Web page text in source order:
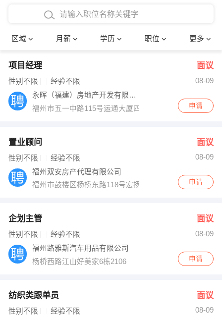
区域 月薪 学历 职位 更多
4000-5000元
8000-12000元
12000-20000元
博士
文员
财务会计
网络IT
快递员
收银员 技术员/工程师
出纳
编辑
跟单
确定
项目经理 面议
性别不限 经验不限
08-09
永晖（福建）房地产开发有限公司
福州市五一中路115号运通大厦四楼
申请
置业顾问 面议
性别不限 经验不限
08-09
福州双安房产代理有限公司
福州市鼓楼区杨桥东路118号宏扬新城建福大厦2层
申请
企划主管 面议
性别不限 经验不限
08-09
福州路雅斯汽车用品有限公司
杨桥西路江山好美家6栋2106
申请
纺织类跟单员 面议
性别不限 经验不限
08-09